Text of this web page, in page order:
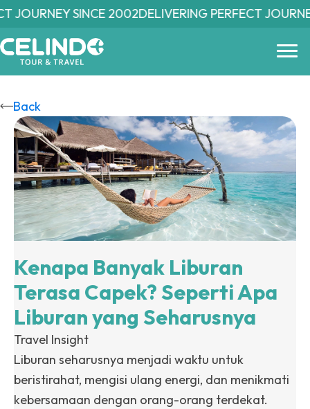
Skip
main
content
SINCE 2002DELIVERING PERFECT
Back
Kenapa Banyak Liburan
Terasa Capek? Seperti Apa
Liburan yang Seharusnya
Travel Insight
Liburan seharusnya menjadi waktu untuk
beristirahat, mengisi ulang energi, dan menikmati
kebersamaan dengan orang-orang terdekat.